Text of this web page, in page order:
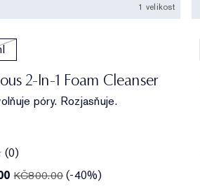
1 velikost
2-In-1 Foam Cleanser
póry. Rozjasňuje.
(0)
KČ800.00 (-40%)